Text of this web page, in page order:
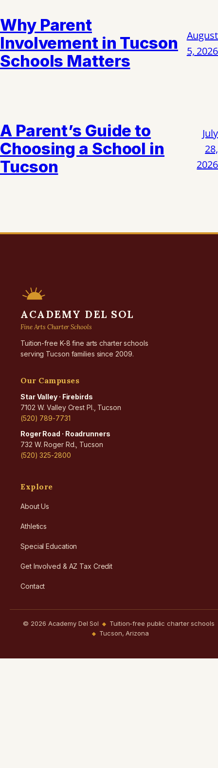
Why Parent
Involvement in Tucson
Schools Matters
August
5, 2026
A Parent’s Guide to
Choosing a School in
Tucson
July
28,
2026
ACADEMY DEL SOL
Fine Arts Charter Schools
Tuition-free K-8 fine arts charter schools
serving Tucson families since 2009.
Our Campuses
Star Valley · Firebirds
7102 W. Valley Crest Pl., Tucson
(520) 789-7731
Roger Road · Roadrunners
732 W. Roger Rd., Tucson
(520) 325-2800
Explore
About Us
Athletics
Special Education
Get Involved & AZ Tax Credit
Contact
© 2026 Academy Del Sol
Tuition-free public charter schools
Tucson, Arizona